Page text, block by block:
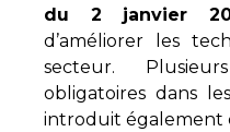
du 2 janvier
d’améliorer les
secteur.
obligatoires dans
introduit également